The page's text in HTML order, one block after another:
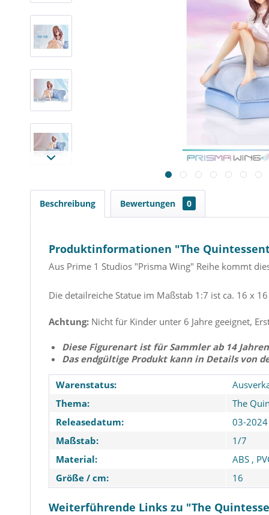
Beschreibung Bewertungen 0
Produktinformationen "The
Aus Prime 1 Studios "Prisma Wing" Reihe kommt
Die detailreiche Statue im Maßstab 1:7 ist ca. 16 x
Achtung: Nicht für Kinder unter 6 Jahre geeignet,
Diese Figurenart ist für Sammler ab 14
Das endgültige Produkt kann in Details von
Warenstatus:
Thema:
The
Releasedatum:
03-2024
Maßstab:
1/7
Material:
ABS ,
Größe / cm:
16
Weiterführende Links zu "The